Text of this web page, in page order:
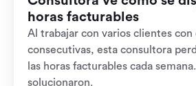
horas facturables
Al trabajar con varios clientes con
consecutivas, esta consultora
las horas facturables cada
solucionaron.